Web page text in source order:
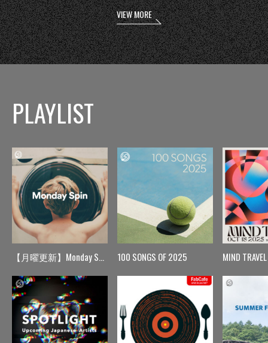
VIEW MORE
PLAYLIST
【月曜更新】Monday Spin 100 SONGS OF 2025 MIND TRAVEL